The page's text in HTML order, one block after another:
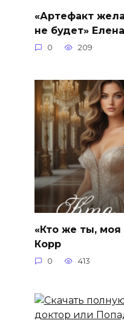
«Артефакт
не будет»
0 209
«Кто же ты, моя
Корр
0 413